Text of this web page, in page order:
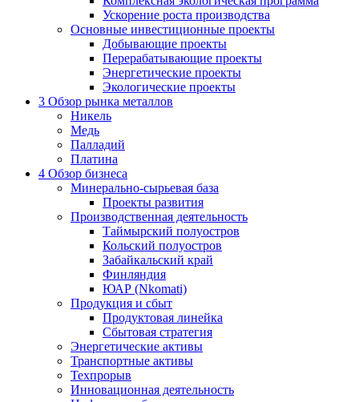
Ускорение роста производства
Основные инвестиционные проекты
Добывающие проекты
Перерабатывающие проекты
Энергетические проекты
Экологические проекты
3 Обзор рынка металлов
Никель
Медь
Палладий
Платина
4 Обзор бизнеса
Минерально-сырьевая база
Проекты развития
Производственная деятельность
Таймырский полуостров
Кольский полуостров
Забайкальский край
Финляндия
ЮАР (Nkomati)
Продукция и сбыт
Продуктовая линейка
Сбытовая стратегия
Энергетические активы
Транспортные активы
Техпрорыв
Инновационная деятельность